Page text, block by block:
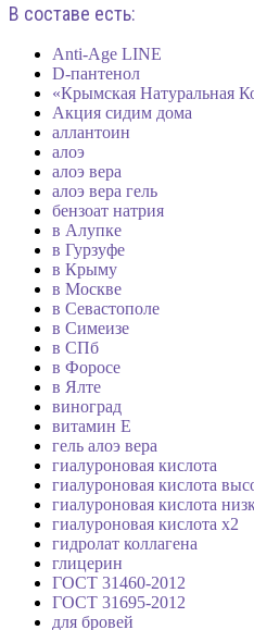
В составе есть:
Anti-Age LINE
D-пантенол
«Крымская Натуральная
Акция сидим дома
аллантоин
алоэ
алоэ вера
алоэ вера гель
бензоат натрия
в Алупке
в Гурзуфе
в Крыму
в Москве
в Севастополе
в Симеизе
в СПб
в Форосе
в Ялте
виноград
витамин Е
гель алоэ вера
гиалуроновая кислота
гиалуроновая кислота
гиалуроновая кислота
гиалуроновая кислота х2
гидролат коллагена
глицерин
ГОСТ 31460-2012
ГОСТ 31695-2012
для бровей